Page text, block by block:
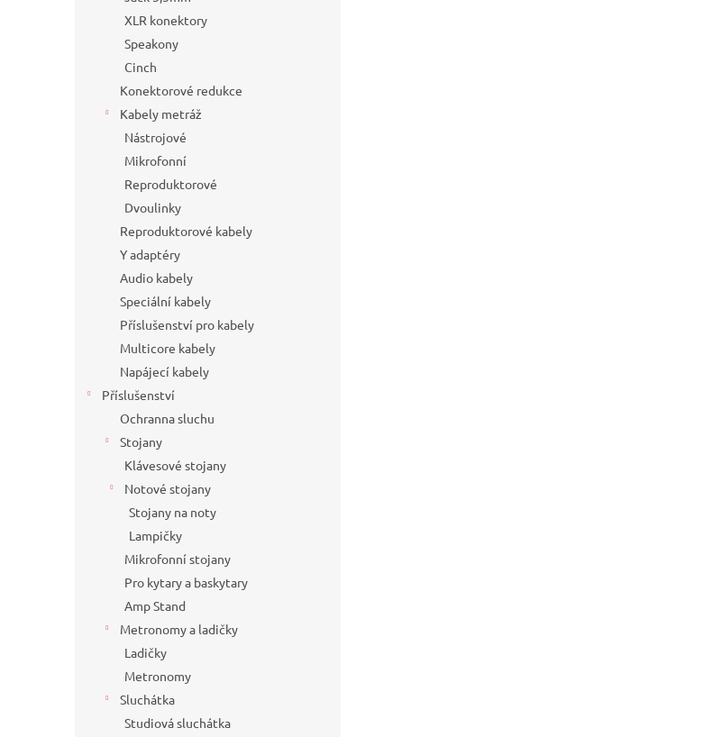
XLR konektory
Speakony
Cinch
Konektorové redukce
Kabely metráž
Nástrojové
Mikrofonní
Reproduktorové
Dvoulinky
Reproduktorové kabely
Y adaptéry
Audio kabely
Speciální kabely
Příslušenství pro kabely
Multicore kabely
Napájecí kabely
Příslušenství
Ochranna sluchu
Stojany
Klávesové stojany
Notové stojany
Stojany na noty
Lampičky
Mikrofonní stojany
Pro kytary a baskytary
Amp Stand
Metronomy a ladičky
Ladičky
Metronomy
Sluchátka
Studiová sluchátka